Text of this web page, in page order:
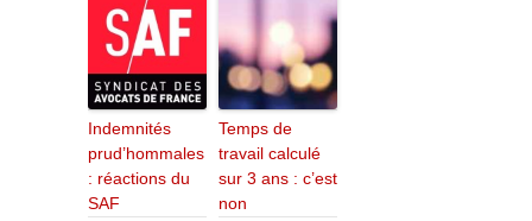
Indemnités
prud’hommales
: réactions du
SAF
Temps de
travail calculé
sur 3 ans : c’est
non